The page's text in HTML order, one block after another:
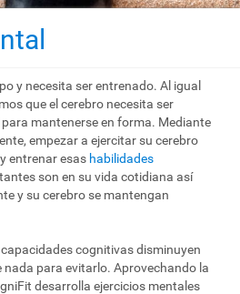
y necesita ser entrenado. Al igual
que el cerebro necesita ser
mantenerse en forma. Mediante
empezar a ejercitar su cerebro
entrenar esas habilidades
son en su vida cotidiana así
y su cerebro se mantengan
cognitivas disminuyen
nada para evitarlo. Aprovechando la
desarrolla ejercicios mentales